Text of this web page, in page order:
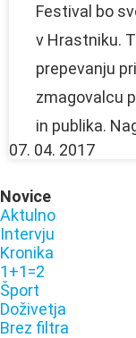
Festival bo
v Hrastniku.
prepevanju
zmagovalcu
in publika.
07. 04. 2017
Novice
Aktulno
Intervju
Kronika
1+1=2
Šport
Doživetja
Brez filtra